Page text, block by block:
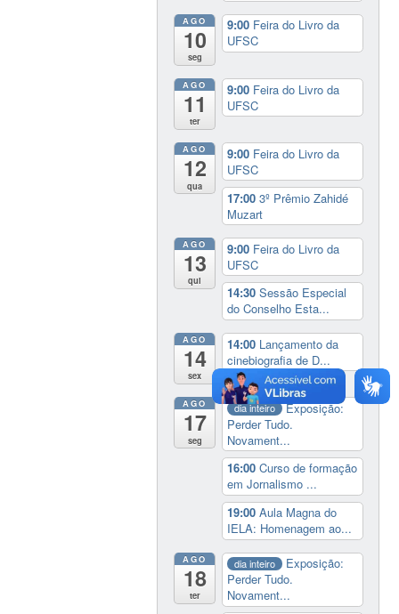
AGO
10
seg
9:00 Feira do Livro da
UFSC
AGO
11
ter
9:00 Feira do Livro da
UFSC
AGO
12
qua
9:00 Feira do Livro da
UFSC
17:003º Prêmio Zahidé
Muzart
AGO
13
qui
9:00 Feira do Livro da
UFSC
14:30Sessão Especial
do Conselho Esta...
AGO
14
sex
14:00 Lançamento da
cinebiografia de D...
AGO
17
seg
dia inteiro
Exposição:
Perder Tudo.
Novament...
16:00Curso de formação
em Jornalismo ...
19:00Aula Magna do
IELA: Homenagem ao...
AGO
18
ter
dia inteiro
Exposição:
Perder Tudo.
Novament...